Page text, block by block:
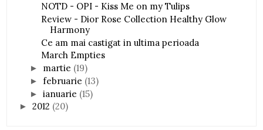
NOTD - OPI - Kiss Me on my Tulips
Review - Dior Rose Collection Healthy Glow
Harmony
Ce am mai castigat in ultima perioada
March Empties
► martie (19)
►februarie (13)
►ianuarie (15)
►2012 (20)